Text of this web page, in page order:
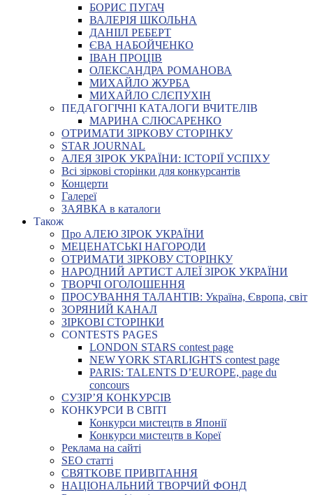
БОРИС ПУГАЧ
ВАЛЕРІЯ ШКОЛЬНА
ДАНІІЛ РЕБЕРТ
ЄВА НАБОЙЧЕНКО
ІВАН ПРОЦІВ
ОЛЕКСАНДРА РОМАНОВА
МИХАЙЛО ЖУРБА
МИХАЙЛО СЛЄПУХІН
ПЕДАГОГІЧНІ КАТАЛОГИ ВЧИТЕЛІВ
МАРИНА СЛЮСАРЕНКО
ОТРИМАТИ ЗІРКОВУ СТОРІНКУ
STAR JOURNAL
АЛЕЯ ЗІРОК УКРАЇНИ: ІСТОРІЇ УСПІХУ
Всі зіркові сторінки для конкурсантів
Концерти
Галереї
ЗАЯВКА в каталоги
Також
Про АЛЕЮ ЗІРОК УКРАЇНИ
МЕЦЕНАТСЬКІ НАГОРОДИ
ОТРИМАТИ ЗІРКОВУ СТОРІНКУ
НАРОДНИЙ АРТИСТ АЛЕЇ ЗІРОК УКРАЇНИ
ТВОРЧІ ОГОЛОШЕННЯ
ПРОСУВАННЯ ТАЛАНТІВ: Україна, Європа, світ
ЗОРЯНИЙ КАНАЛ
ЗІРКОВІ СТОРІНКИ
CONTESTS PAGES
LONDON STARS contest page
NEW YORK STARLIGHTS contest page
PARIS: TALENTS D’EUROPE, page du
concours
СУЗІР’Я КОНКУРСІВ
КОНКУРСИ В СВІТІ
Конкурси мистецтв в Японії
Конкурси мистецтв в Кореї
Реклама на сайті
SEO статті
СВЯТКОВЕ ПРИВІТАННЯ
НАЦІОНАЛЬНИЙ ТВОРЧИЙ ФОНД